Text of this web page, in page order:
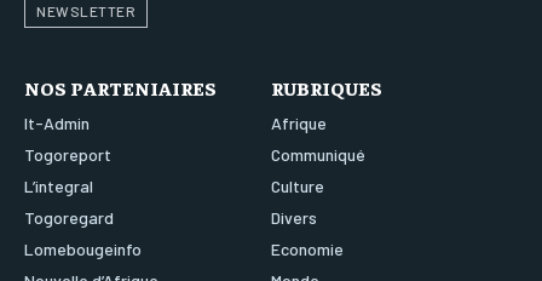
NEWSLETTER
NOS PARTENIAIRES
It-Admin
Togoreport
L’integral
Togoregard
Lomebougeinfo
RUBRIQUES
Afrique
Communiqué
Culture
Divers
Economie